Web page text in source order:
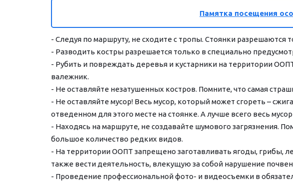
Памятка посещения
- Следуя по маршруту, не сходите с тропы. Стоянки
- Разводить костры разрешается только в специально
- Рубить и повреждать деревья и кустарники на территории
валежник.
- Не оставляйте незатушенных костров. Помните, что самая
- Не оставляйте мусор! Весь мусор, который может сгореть –
отведенном для этого месте на стоянке. А лучше всего весь мусор
- Находясь на маршруте, не создавайте шумового загрязнения.
большое количество редких видов.
- На территории ООПТ запрещено заготавливать ягоды, грибы,
также вести деятельность, влекущую за собой нарушение
- Проведение профессиональной фото- и видеосъемки в